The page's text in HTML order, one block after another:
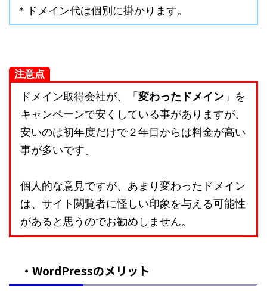
＊ドメイン代は個別に掛かります。
注意点
ドメイン取得会社が、「 変わったドメイン 」を
キャンペーンで安くしている事がありますが、
安いのは初年度だけで２年目からは料金が高い
事が多いです。
個人的な意見ですが、あまり変わったドメイン
は、サイト閲覧者に怪しい印象を与える可能性
があると思うのでお勧めしません。
・WordPressのメリット